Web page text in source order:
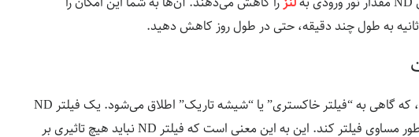
به طول چند دقیقه، حتی در طول روز کاهش دهید.
فیلتر ND برای چگالی خنثی کوتاه است، که گاهی به “فیلتر خاکستری” یا “شیشه تاریک” اطلاق می‌شود. یک فیلتر ND
کامل باید همه رنگ‌های مرئی نور را به طور مساوی فیلتر کند. این به این معنی است که فیلتر ND نباید هیچ تاثیری بر